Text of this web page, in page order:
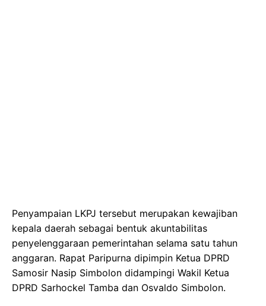
Penyampaian LKPJ tersebut merupakan kewajiban
kepala daerah sebagai bentuk akuntabilitas
penyelenggaraan pemerintahan selama satu tahun
anggaran. Rapat Paripurna dipimpin Ketua DPRD
Samosir Nasip Simbolon didampingi Wakil Ketua
DPRD Sarhockel Tamba dan Osvaldo Simbolon.